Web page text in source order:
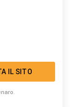
IL SITO